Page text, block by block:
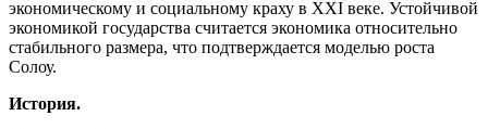
экономическому и социальному краху в XXI веке. Устойчивой
экономикой государства считается экономика относительно
стабильного размера, что подтверждается моделью роста
Солоу.
История.